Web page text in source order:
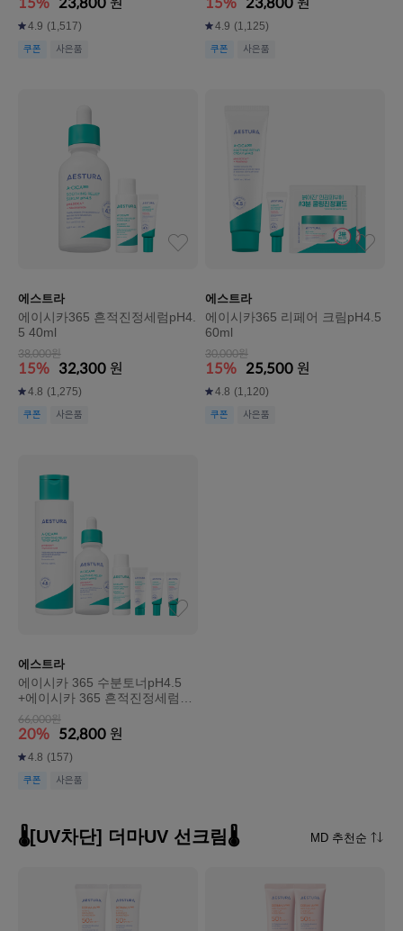
15% 23,800 원
4.9 (1,517)
쿠폰 사은품
15% 23,800 원
4.9 (1,125)
쿠폰 사은품
에스트라
에이시카365 흔적진정세럼pH4.
5 40ml
38,000원
15% 32,300 원
4.8 (1,275)
쿠폰 사은품
에스트라
에이시카365 리페어 크림pH4.5
60ml
30,000원
15% 25,500 원
4.8 (1,120)
쿠폰 사은품
에스트라
에이시카 365 수분토너pH4.5
+에이시카 365 흔적진정세럼pH
4.5
66,000원
20% 52,800 원
4.8 (157)
쿠폰 사은품
🌡️[UV차단] 더마UV 선크림🌡️ MD 추천순